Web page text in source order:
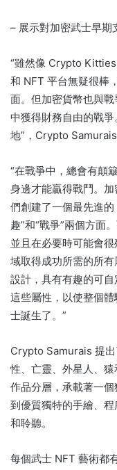
– 展示對加密武士早期
“雖然像 Crypto
和 NFT 平台無疑很棒
面。 但加密貨幣也與
中獲得財務自由的戰爭
地”，Crypto Samurais
“在戰爭中，總會有顛
身邊才能贏得戰鬥。 加
們創建了一個最先進
趣”和“戰爭”兩個方面。
並且在必要時可能會
域取得成功所需的所有
設計，具有有趣的可
這些屬性，以使整個體
士誕生了。”
Crypto Samurais 提
性、亡靈、外星人、猿
作品分層，承載著一個
到優質獨特的手繪、
和聆聽。
每個武士 NFT 藝術都